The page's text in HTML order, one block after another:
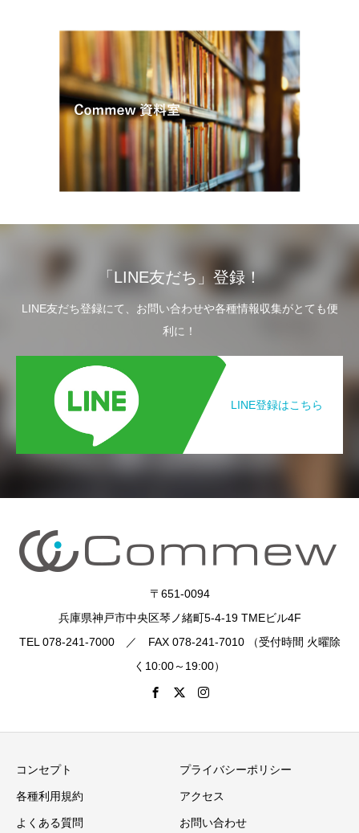
「LINE友だち」登録！
LINE友だち登録にて、お問い合わせや各種情報収集がとても便
利に！
LINE登録はこちら
〒651-0094
兵庫県神戸市中央区琴ノ緒町5-4-19 TMEビル4F
TEL 078-241-7000 ／ FAX 078-241-7010 （受付時間 火曜除
く10:00～19:00）
コンセプト プライバシーポリシー
各種利用規約 アクセス
よくある質問 お問い合わせ